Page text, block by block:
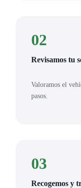
02
Revisamos tu
Valoramos el
pasos.
03
Recogemos y